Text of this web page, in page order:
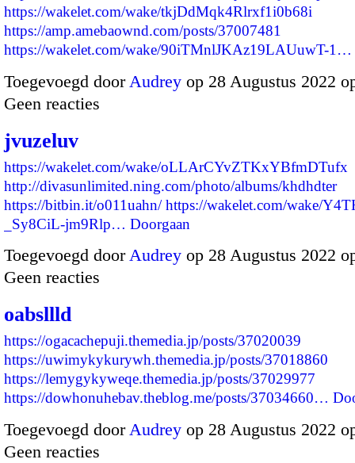
https://wakelet.com/wake/tkjDdMqk4Rlrxf1i0b68i
https://amp.amebaownd.com/posts/37007481
https://wakelet.com/wake/90iTMnlJKAz19LAUuwT-1…
Toegevoegd door Audrey op 28 Augustus 2022
Geen reacties
jvuzeluv
https://wakelet.com/wake/oLLArCYvZTKxYBfmDTufx
http://divasunlimited.ning.com/photo/albums/khdhdter
https://bitbin.it/o011uahn/ https://wakelet.com/wake/
_Sy8CiL-jm9Rlp… Doorgaan
Toegevoegd doorAudrey op 28 Augustus 2022
Geen reacties
oabsllld
https://ogacachepuji.themedia.jp/posts/37020039
https://uwimykykurywh.themedia.jp/posts/37018860
https://lemygykyweqe.themedia.jp/posts/37029977
https://dowhonuhebav.theblog.me/posts/37034660…
Toegevoegd door Audrey op 28 Augustus 2022
Geen reacties